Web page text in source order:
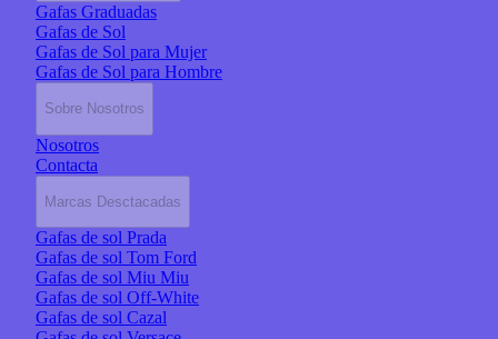
Gafas Graduadas
Gafas de Sol
Gafas de Sol para Mujer
Gafas de Sol para Hombre
Sobre Nosotros
Nosotros
Contacta
Marcas Desctacadas
Gafas de sol Prada
Gafas de sol Tom Ford
Gafas de sol Miu Miu
Gafas de sol Off-White
Gafas de sol Cazal